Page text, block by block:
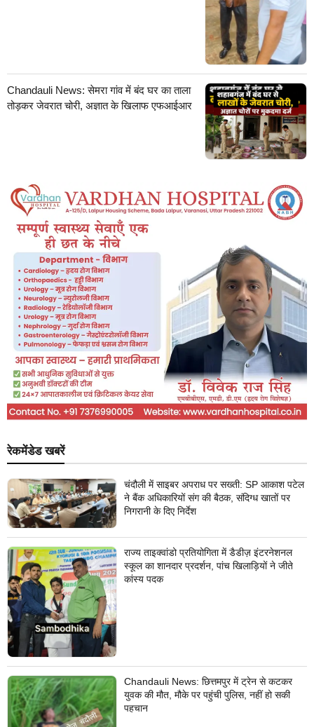
Chandauli News: सेमरा गांव में बंद घर का ताला
तोड़कर जेवरात चोरी, अज्ञात के खिलाफ एफआईआर
रेकमेंडेड खबरें
चंदौली में साइबर अपराध पर सख्ती: SP आकाश पटेल
ने बैंक अधिकारियों संग की बैठक, संदिग्ध खातों पर
निगरानी के दिए निर्देश
राज्य ताइक्वांडो प्रतियोगिता में डैडीज़ इंटरनेशनल
स्कूल का शानदार प्रदर्शन, पांच खिलाड़ियों ने जीते
कांस्य पदक
Chandauli News: छित्तमपुर में ट्रेन से कटकर
युवक की मौत, मौके पर पहुंची पुलिस, नहीं हो सकी
पहचान